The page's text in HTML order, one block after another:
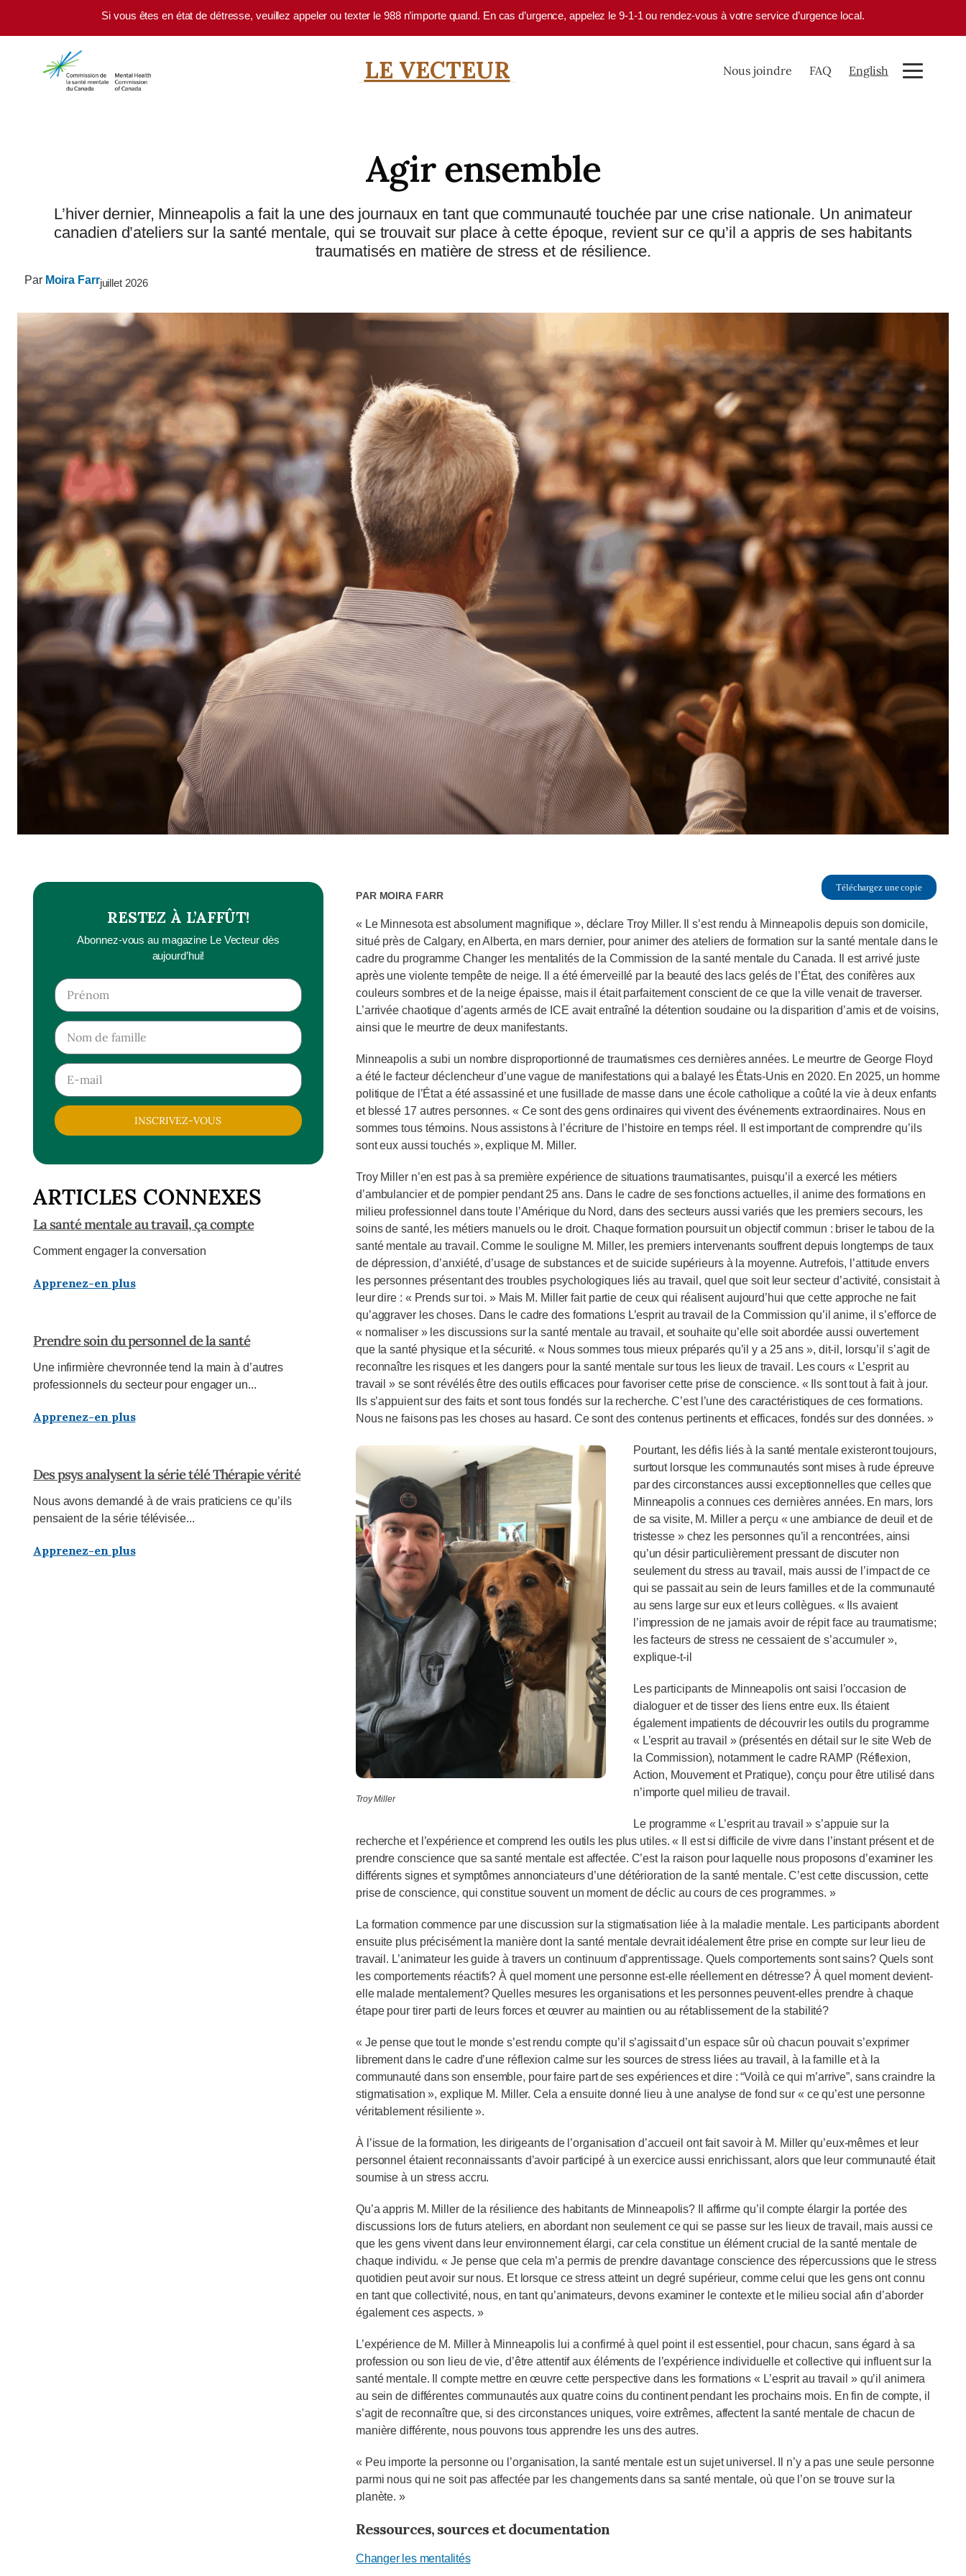
Skip to main contentSi vous êtes en état de détresse, veuillez appeler ou texter le 988 n’importe quand. En cas d’urgence, appelez le 9-1-1 ou rendez-vous à votre service d’urgence local.
LE VECTEUR Nous joindre FAQ English
Agir ensemble
L’hiver dernier, Minneapolis a fait la une des journaux en tant que communauté touchée par une crise nationale. Un animateur
canadien d’ateliers sur la santé mentale, qui se trouvait sur place à cette époque, revient sur ce qu’il a appris de ses habitants
traumatisés en matière de stress et de résilience.
Par Moira Farrjuillet 2026
RESTEZ À L’AFFÛT!
Abonnez-vous au magazine Le Vecteur dès
aujourd’hui!
INSCRIVEZ-VOUS
ARTICLES CONNEXES
La santé mentale au travail, ça compte
Comment engager la conversation
Apprenez-en plus
Prendre soin du personnel de la santé
Une infirmière chevronnée tend la main à d’autres
professionnels du secteur pour engager un...
Apprenez-en plus
Des psys analysent la série télé Thérapie vérité
Nous avons demandé à de vrais praticiens ce qu’ils
pensaient de la série télévisée...
Apprenez-en plus
Par Moira Farr Téléchargez une copie
« Le Minnesota est absolument magnifique », déclare Troy Miller. Il s’est rendu à Minneapolis depuis son domicile,
situé près de Calgary, en Alberta, en mars dernier, pour animer des ateliers de formation sur la santé mentale dans le
cadre du programme Changer les mentalités de la Commission de la santé mentale du Canada. Il est arrivé juste
après une violente tempête de neige. Il a été émerveillé par la beauté des lacs gelés de l’État, des conifères aux
couleurs sombres et de la neige épaisse, mais il était parfaitement conscient de ce que la ville venait de traverser.
L’arrivée chaotique d’agents armés de ICE avait entraîné la détention soudaine ou la disparition d’amis et de voisins,
ainsi que le meurtre de deux manifestants.
Minneapolis a subi un nombre disproportionné de traumatismes ces dernières années. Le meurtre de George Floyd
a été le facteur déclencheur d’une vague de manifestations qui a balayé les États-Unis en 2020. En 2025, un homme
politique de l’État a été assassiné et une fusillade de masse dans une école catholique a coûté la vie à deux enfants
et blessé 17 autres personnes. « Ce sont des gens ordinaires qui vivent des événements extraordinaires. Nous en
sommes tous témoins. Nous assistons à l’écriture de l’histoire en temps réel. Il est important de comprendre qu’ils
sont eux aussi touchés », explique M. Miller.
Troy Miller n’en est pas à sa première expérience de situations traumatisantes, puisqu’il a exercé les métiers
d’ambulancier et de pompier pendant 25 ans. Dans le cadre de ses fonctions actuelles, il anime des formations en
milieu professionnel dans toute l’Amérique du Nord, dans des secteurs aussi variés que les premiers secours, les
soins de santé, les métiers manuels ou le droit. Chaque formation poursuit un objectif commun : briser le tabou de la
santé mentale au travail. Comme le souligne M. Miller, les premiers intervenants souffrent depuis longtemps de taux
de dépression, d’anxiété, d’usage de substances et de suicide supérieurs à la moyenne. Autrefois, l’attitude envers
les personnes présentant des troubles psychologiques liés au travail, quel que soit leur secteur d’activité, consistait à
leur dire : « Prends sur toi. » Mais M. Miller fait partie de ceux qui réalisent aujourd’hui que cette approche ne fait
qu’aggraver les choses. Dans le cadre des formations L’esprit au travail de la Commission qu’il anime, il s’efforce de
« normaliser » les discussions sur la santé mentale au travail, et souhaite qu’elle soit abordée aussi ouvertement
que la santé physique et la sécurité. « Nous sommes tous mieux préparés qu’il y a 25 ans », dit-il, lorsqu’il s’agit de
reconnaître les risques et les dangers pour la santé mentale sur tous les lieux de travail. Les cours « L’esprit au
travail » se sont révélés être des outils efficaces pour favoriser cette prise de conscience. « Ils sont tout à fait à jour.
Ils s’appuient sur des faits et sont tous fondés sur la recherche. C’est l’une des caractéristiques de ces formations.
Nous ne faisons pas les choses au hasard. Ce sont des contenus pertinents et efficaces, fondés sur des données. »
Troy Miller
Pourtant, les défis liés à la santé mentale existeront toujours,
surtout lorsque les communautés sont mises à rude épreuve
par des circonstances aussi exceptionnelles que celles que
Minneapolis a connues ces dernières années. En mars, lors
de sa visite, M. Miller a perçu « une ambiance de deuil et de
tristesse » chez les personnes qu’il a rencontrées, ainsi
qu’un désir particulièrement pressant de discuter non
seulement du stress au travail, mais aussi de l’impact de ce
qui se passait au sein de leurs familles et de la communauté
au sens large sur eux et leurs collègues. « Ils avaient
l’impression de ne jamais avoir de répit face au traumatisme;
les facteurs de stress ne cessaient de s’accumuler »,
explique-t-il
Les participants de Minneapolis ont saisi l’occasion de
dialoguer et de tisser des liens entre eux. Ils étaient
également impatients de découvrir les outils du programme
« L’esprit au travail » (présentés en détail sur le site Web de
la Commission), notamment le cadre RAMP (Réflexion,
Action, Mouvement et Pratique), conçu pour être utilisé dans
n’importe quel milieu de travail.
Le programme « L’esprit au travail » s’appuie sur la
recherche et l’expérience et comprend les outils les plus utiles. « Il est si difficile de vivre dans l’instant présent et de
prendre conscience que sa santé mentale est affectée. C’est la raison pour laquelle nous proposons d’examiner les
différents signes et symptômes annonciateurs d’une détérioration de la santé mentale. C’est cette discussion, cette
prise de conscience, qui constitue souvent un moment de déclic au cours de ces programmes. »
La formation commence par une discussion sur la stigmatisation liée à la maladie mentale. Les participants abordent
ensuite plus précisément la manière dont la santé mentale devrait idéalement être prise en compte sur leur lieu de
travail. L’animateur les guide à travers un continuum d’apprentissage. Quels comportements sont sains? Quels sont
les comportements réactifs? À quel moment une personne est-elle réellement en détresse? À quel moment devient-
elle malade mentalement? Quelles mesures les organisations et les personnes peuvent-elles prendre à chaque
étape pour tirer parti de leurs forces et œuvrer au maintien ou au rétablissement de la stabilité?
« Je pense que tout le monde s’est rendu compte qu’il s’agissait d’un espace sûr où chacun pouvait s’exprimer
librement dans le cadre d’une réflexion calme sur les sources de stress liées au travail, à la famille et à la
communauté dans son ensemble, pour faire part de ses expériences et dire : “Voilà ce qui m’arrive”, sans craindre la
stigmatisation », explique M. Miller. Cela a ensuite donné lieu à une analyse de fond sur « ce qu’est une personne
véritablement résiliente ».
À l’issue de la formation, les dirigeants de l’organisation d’accueil ont fait savoir à M. Miller qu’eux-mêmes et leur
personnel étaient reconnaissants d’avoir participé à un exercice aussi enrichissant, alors que leur communauté était
soumise à un stress accru.
Qu’a appris M. Miller de la résilience des habitants de Minneapolis? Il affirme qu’il compte élargir la portée des
discussions lors de futurs ateliers, en abordant non seulement ce qui se passe sur les lieux de travail, mais aussi ce
que les gens vivent dans leur environnement élargi, car cela constitue un élément crucial de la santé mentale de
chaque individu. « Je pense que cela m’a permis de prendre davantage conscience des répercussions que le stress
quotidien peut avoir sur nous. Et lorsque ce stress atteint un degré supérieur, comme celui que les gens ont connu
en tant que collectivité, nous, en tant qu’animateurs, devons examiner le contexte et le milieu social afin d’aborder
également ces aspects. »
L’expérience de M. Miller à Minneapolis lui a confirmé à quel point il est essentiel, pour chacun, sans égard à sa
profession ou son lieu de vie, d’être attentif aux éléments de l’expérience individuelle et collective qui influent sur la
santé mentale. Il compte mettre en œuvre cette perspective dans les formations « L’esprit au travail » qu’il animera
au sein de différentes communautés aux quatre coins du continent pendant les prochains mois. En fin de compte, il
s’agit de reconnaître que, si des circonstances uniques, voire extrêmes, affectent la santé mentale de chacun de
manière différente, nous pouvons tous apprendre les uns des autres.
« Peu importe la personne ou l’organisation, la santé mentale est un sujet universel. Il n’y a pas une seule personne
parmi nous qui ne soit pas affectée par les changements dans sa santé mentale, où que l’on se trouve sur la
planète. »
Ressources, sources et documentation
Changer les mentalités